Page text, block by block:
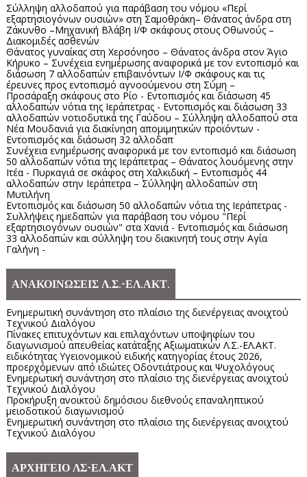
Σύλληψη αλλοδαπού για παράβαση του νόμου «Περί
εξαρτησιογόνων ουσιών» στη Σαμοθράκη– Θάνατος άνδρα στη
Ζάκυνθο –Μηχανική Βλάβη Ι/Φ σκάφους στους Οθωνούς –
Διακομιδές ασθενών
Θάνατος γυναίκας στη Χερσόνησο – Θάνατος άνδρα στον Άγιο
Κήρυκο – Συνέχεια ενημέρωσης αναφορικά με τον εντοπισμό και
διάσωση 7 αλλοδαπών επιβαινόντων Ι/Φ σκάφους και τις
έρευνες προς εντοπισμό αγνοούμενου στη Σύμη –
Προσάραξη σκάφους στο Ρίο - Εντοπισμός και διάσωση 45
αλλοδαπών νότια της Ιεράπετρας - Εντοπισμός και διάσωση 33
αλλοδαπών νοτιοδυτικά της Γαύδου – Σύλληψη αλλοδαπού στα
Νέα Μουδανιά για διακίνηση απομιμητικών προϊόντων -
Εντοπισμός και διάσωση 32 αλλοδαπ
Συνέχεια ενημέρωσης αναφορικά με τον εντοπισμό και διάσωση
50 αλλοδαπών νότια της Ιεράπετρας – Θάνατος λουόμενης στην
Ιτέα - Πυρκαγιά σε σκάφος στη Χαλκιδική – Εντοπισμός 44
αλλοδαπών στην Ιεράπετρα – Σύλληψη αλλοδαπών στη
Μυτιλήνη
Εντοπισμός και διάσωση 50 αλλοδαπών νότια της Ιεράπετρας -
Συλλήψεις ημεδαπών για παράβαση του νόμου "Περί
εξαρτησιογόνων ουσιών" στα Χανιά - Εντοπισμός και διάσωση
33 αλλοδαπών και σύλληψη του διακινητή τους στην Αγία
Γαλήνη -
ΑΝΑΚΟΙΝΩΣΕΙΣ Λ.Σ.-ΕΛ.ΑΚΤ.
Ενημερωτική συνάντηση στο πλαίσιο της διενέργειας ανοιχτού
Τεχνικού Διαλόγου
Πίνακες επιτυχόντων και επιλαχόντων υποψηφίων του
διαγωνισμού απευθείας κατάταξης Αξιωματικών Λ.Σ.-ΕΛ.ΑΚΤ.
ειδικότητας Υγειονομικού ειδικής κατηγορίας έτους 2026,
προερχόμενων από ιδιώτες Οδοντιάτρους και Ψυχολόγους
Ενημερωτική συνάντηση στο πλαίσιο της διενέργειας ανοιχτού
Τεχνικού Διαλόγου
Προκήρυξη ανοικτού δημόσιου διεθνούς επαναληπτικού
μειοδοτικού διαγωνισμού
Ενημερωτική συνάντηση στο πλαίσιο της διενέργειας ανοιχτού
Τεχνικού Διαλόγου
ΑΡΧΗΓΕΙΟ ΛΣ-ΕΛ.ΑΚΤ